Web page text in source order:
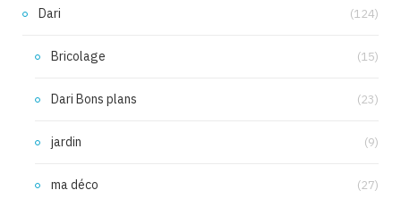
Dari (124)
Bricolage (15)
Dari Bons plans (23)
jardin (9)
ma déco (27)